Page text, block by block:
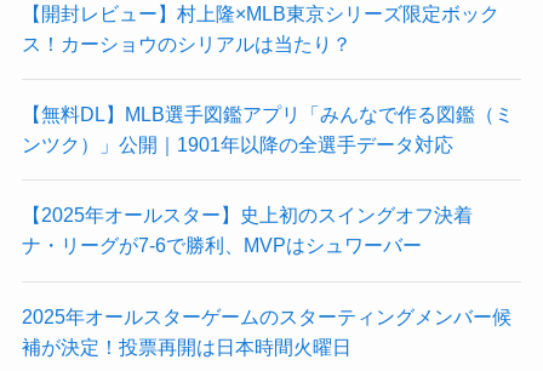
【開封レビュー】村上隆×MLB東京シリーズ限定ボック
ス！カーショウのシリアルは当たり？
【無料DL】MLB選手図鑑アプリ「みんなで作る図鑑（ミ
ンツク）」公開｜1901年以降の全選手データ対応
【2025年オールスター】史上初のスイングオフ決着
ナ・リーグが7-6で勝利、MVPはシュワーバー
2025年オールスターゲームのスターティングメンバー候
補が決定！投票再開は日本時間火曜日